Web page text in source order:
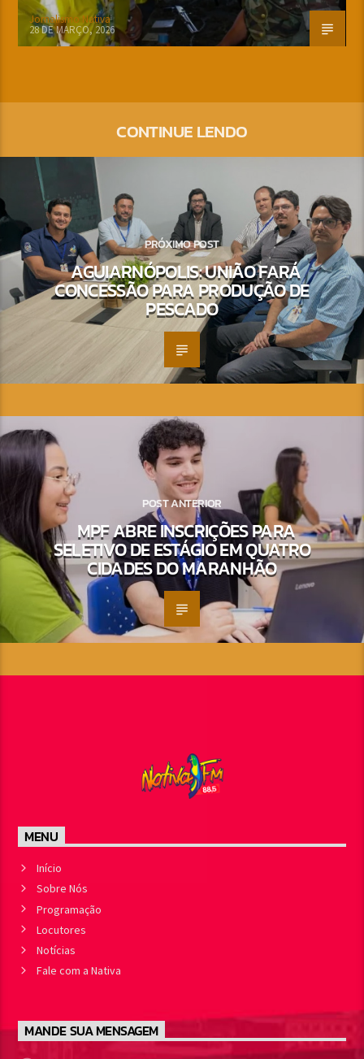
Jornalismo Nativa
28 DE MARÇO, 2026
CONTINUE LENDO
PRÓXIMO POST
AGUIARNÓPOLIS: UNIÃO FARÁ
CONCESSÃO PARA PRODUÇÃO DE
PESCADO
POST ANTERIOR
MPF ABRE INSCRIÇÕES PARA
SELETIVO DE ESTÁGIO EM QUATRO
CIDADES DO MARANHÃO
MENU
Início
Sobre Nós
Programação
Locutores
Notícias
Fale com a Nativa
MANDE SUA MENSAGEM